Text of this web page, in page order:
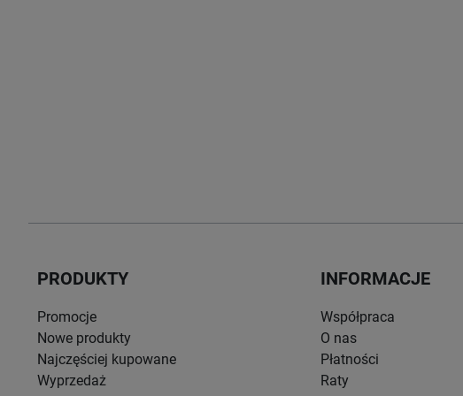
PRODUKTY
Promocje
Nowe produkty
Najczęściej kupowane
Wyprzedaż
INFORMACJE
Współpraca
O nas
Płatności
Raty